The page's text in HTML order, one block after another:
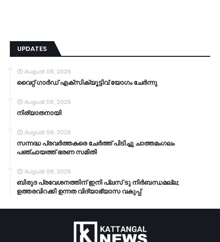
UPDATES
August 06, 2026
വൈറ്റ് ഗാർഡ് എക്സിക്യൂട്ടിവ് യോഗം ചേർന്നു
August 06, 2026
നിര്യാതനായി
August 06, 2026
സന്നദ്ധ പ്രവർത്തകരെ ചേർത്ത് പിടിച്ചു ചാത്തമംഗലം
പഞ്ചായത്ത്‌ ഭരണ സമിതി
August 06, 2026
ബിരുദ പ്രവേശനത്തിന് ഇനി പ്ലസ് ടു നിർബന്ധമല്ല;
ഉത്തരവിറക്കി ഉന്നത വിദ്യാഭ്യാസ വകുപ്പ്